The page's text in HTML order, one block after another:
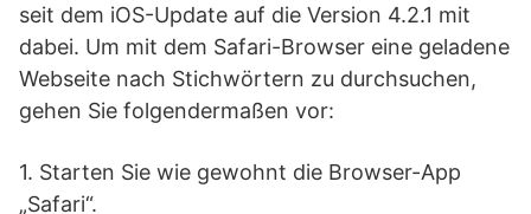
seit dem iOS-Update auf die Version 4.2.1 mit
dabei. Um mit dem Safari-Browser eine geladene
Webseite nach Stichwörtern zu durchsuchen,
gehen Sie folgendermaßen vor:
1. Starten Sie wie gewohnt die Browser-App
„Safari“.